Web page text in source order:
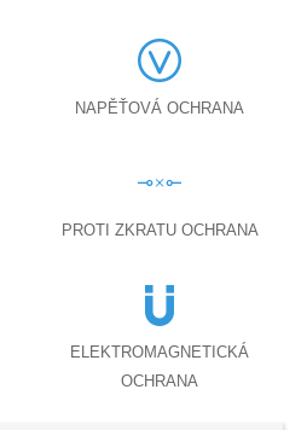
NAPĚŤOVÁ OCHRANA
PROTI ZKRATU OCHRANA
ELEKTROMAGNETICKÁ
OCHRANA